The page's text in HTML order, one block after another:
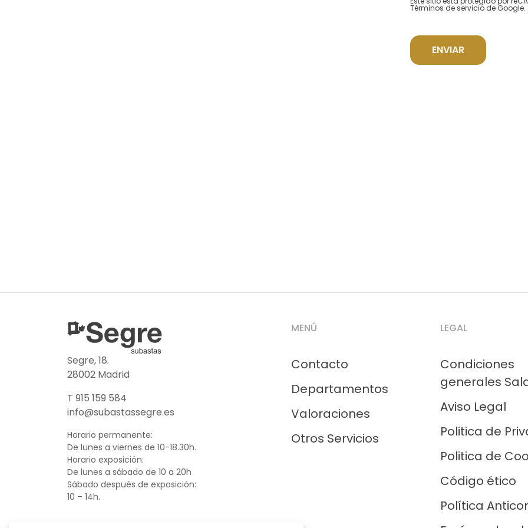
Términos de servicio de Google.
ENVIAR
Segre, 18.
28002 Madrid
T 915 159 584
info@subastassegre.es
Horario permanente:
De lunes a viernes de 10-18.30h.
Horario exposición:
De lunes a sábado de 10 a 20h
Sábado después de exposición:
10 – 14h.
MENÚ
Contacto
Departamentos
Valoraciones
Otros Servicios
LEGAL
Condiciones
generales
Aviso Legal
Politica de
Politica de
Código ético
Política